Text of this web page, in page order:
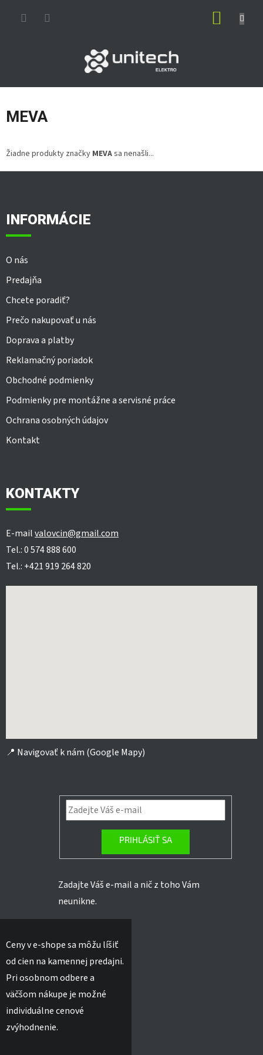
MEVA
Žiadne produkty značky MEVAsa nenašli...
INFORMÁCIE
O nás
Predajňa
Chcete poradiť?
Prečo nakupovať u nás
Doprava a platby
Reklamačný poriadok
Obchodné podmienky
Podmienky pre montážne a servisné práce
Ochrana osobných údajov
Kontakt
KONTAKTY
E-mailvalovcin@gmail.com
Tel.: 0 574 888 600
Tel.: +421 919 264 820
📍 Navigovať k nám (Google Mapy)
PRIHLÁSIŤ SA
Zadajte Váš e-mail a nič z toho Vám
neunikne.
Ceny v e-shope sa môžu líšiť
od cien na kamennej predajni.
Pri osobnom odbere a
väčšom nákupe je možné
individuálne cenové
zvýhodnenie.